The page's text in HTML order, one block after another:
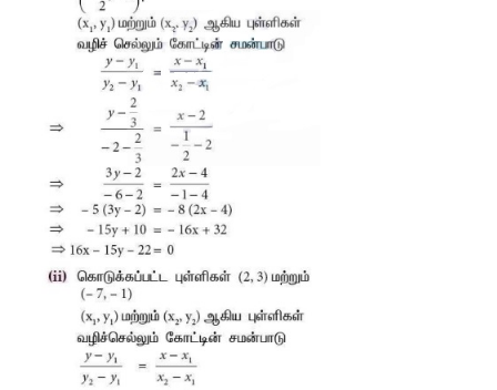
6. (19,3) என்ற புள்ளியை அடியாகக் கொண்ட
முக்கோண வடிவில் உள்ளது. தரையுடன் குன்று ஏற்படுத்தும்
எனில், குன்றின் அடி மற்றும் உச்சியை இணைக்கும்